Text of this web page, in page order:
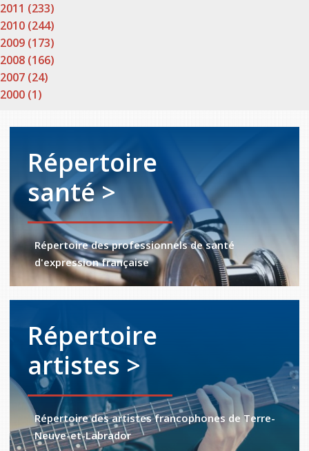
2011 (233)
2010 (244)
2009 (173)
2008 (166)
2007 (24)
2000 (1)
Répertoire
santé >
Répertoire des professionnels de santé
d'expression française
Répertoire
artistes >
Répertoire des artistes francophones de Terre-
Neuve-et-Labrador